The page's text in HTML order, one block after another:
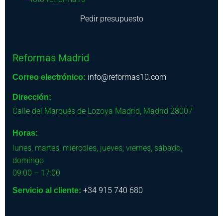
Pedir presupuesto
Reformas Madrid
Correo electrónico: info@reformas10.com
Dirección:
Calle del Marqués de Lozoya Madrid, Madrid 28007
Horas:
lunes, martes, miércoles, jueves, viernes, sábado,
domingo
09:00 – 17:00
Servicio al cliente: +34 915 740 680